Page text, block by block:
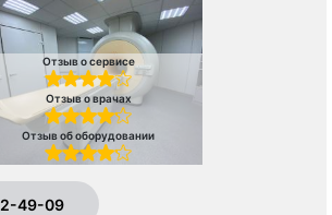
Отзыв о сервисе
Отзыв о врачах
Отзыв об оборудовании
49-09